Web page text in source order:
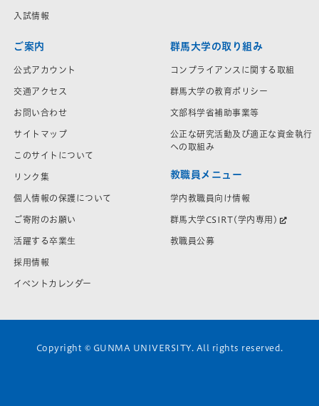
入試情報
ご案内
公式アカウント
交通アクセス
お問い合わせ
サイトマップ
このサイトについて
リンク集
個人情報の保護について
ご寄附のお願い
活躍する卒業生
採用情報
イベントカレンダー
群馬大学の取り組み
コンプライアンスに関する取組
群馬大学の教育ポリシー
文部科学省補助事業等
公正な研究活動及び適正な資金執行
への取組み
教職員メニュー
学内教職員向け情報
群馬大学CSIRT(学内専用)
教職員公募
Copyright © GUNMA UNIVERSITY. All rights reserved.